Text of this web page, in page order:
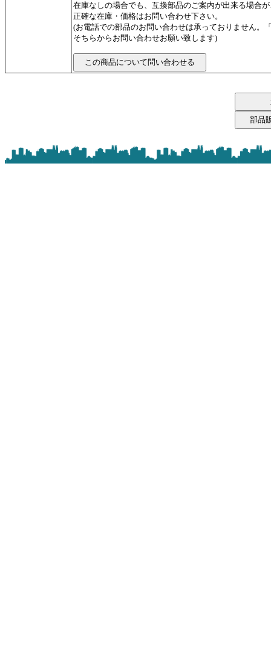
在庫なしの場合でも、互換部品のご案内が出来る場合
正確な在庫・価格はお問い合わせ下さい。
(お電話での部品のお問い合わせは承っておりません。
そちらからお問い合わせお願い致します)